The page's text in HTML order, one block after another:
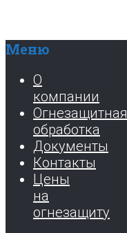
Меню
О
компании
Огнезащитная
обработка
Документы
Контакты
Цены
на
огнезащиту